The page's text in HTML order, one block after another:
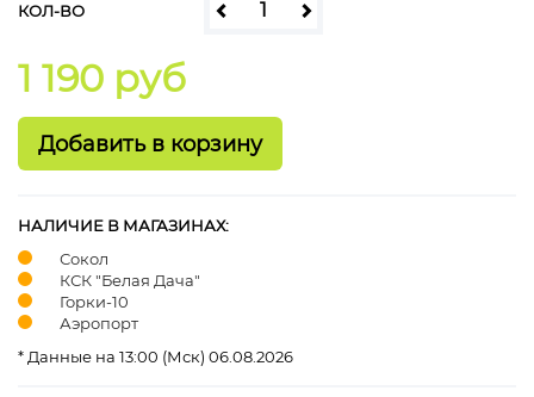
КОЛ-ВО
1 190 руб
НАЛИЧИЕ В МАГАЗИНАХ:
Сокол
КСК "Белая Дача"
Горки-10
Аэропорт
* Данные на 13:00 (Мск) 06.08.2026